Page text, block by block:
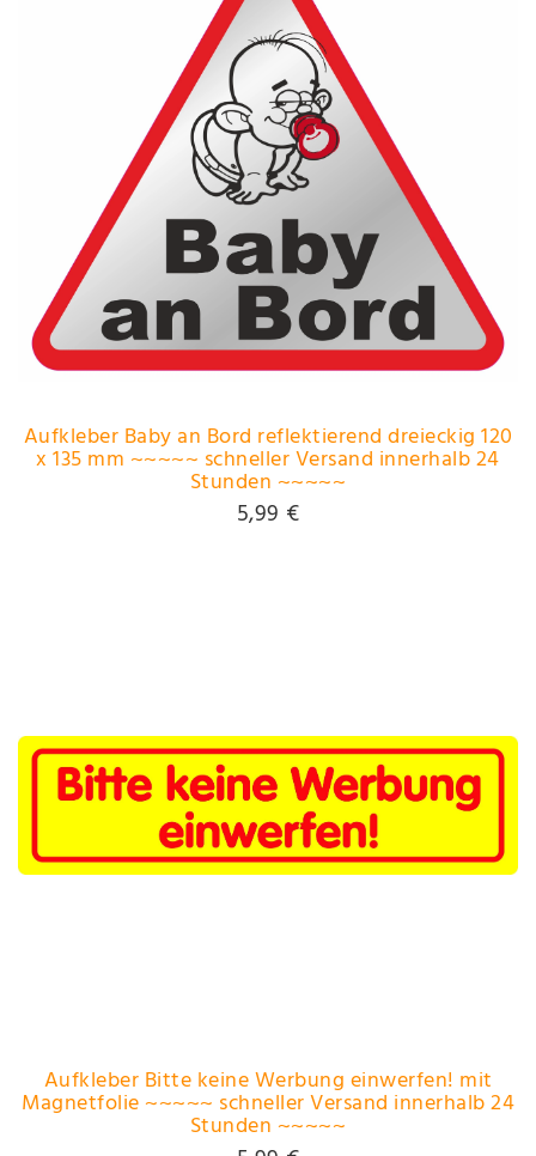
Aufkleber Baby an Bord reflektierend dreieckig 120
x 135 mm ~~~~~ schneller Versand innerhalb 24
Stunden ~~~~~
5,99 €
Aufkleber Bitte keine Werbung einwerfen! mit
Magnetfolie ~~~~~ schneller Versand innerhalb 24
Stunden ~~~~~